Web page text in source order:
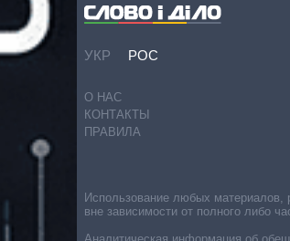
УКР РОС
О НАС
КОНТАКТЫ
ПРАВИЛА
Использование любых материалов,
вне зависимости от полного либо